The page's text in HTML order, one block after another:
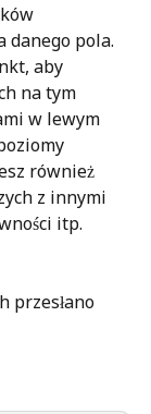
danego pola.
aby
na tym
w lewym
również
z innymi
itp.
przesłano